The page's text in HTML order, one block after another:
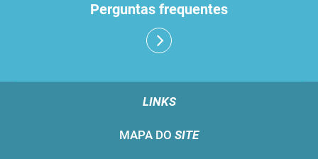
Perguntas frequentes
LINKS
MAPA DO SITE